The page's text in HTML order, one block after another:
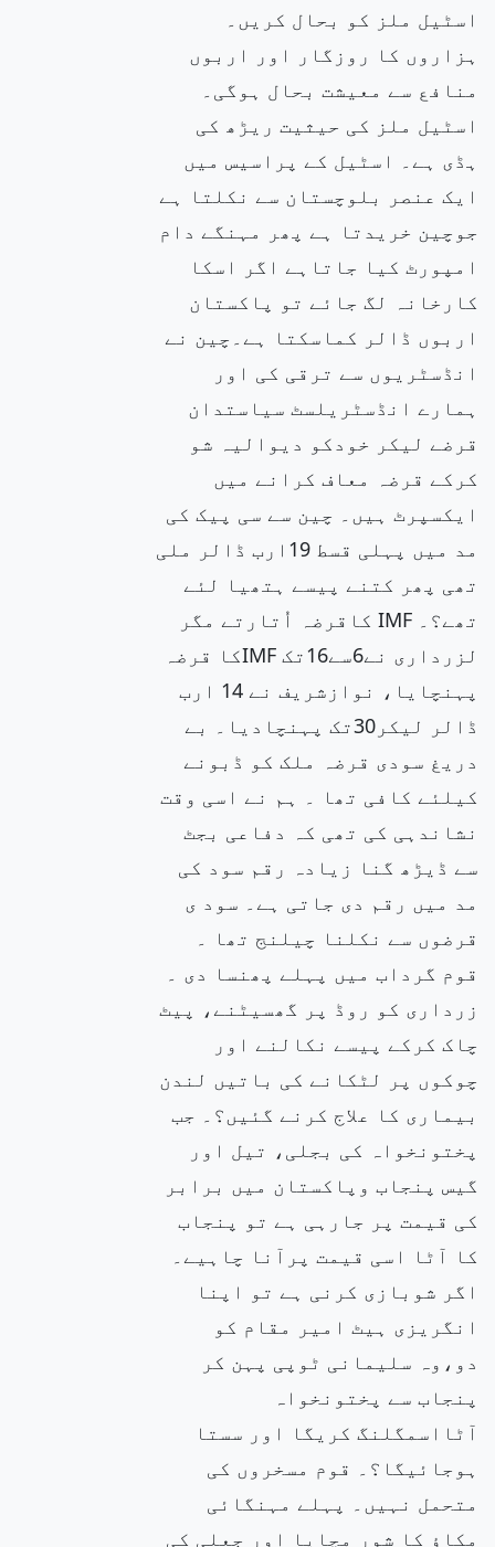
اسٹیل ملز کو بحال کریں۔
ہزاروں کا روزگار اور اربوں
منافع سے معیشت بحال ہوگی۔
اسٹیل ملز کی حیثیت ریڑھ کی
ہڈی ہے۔ اسٹیل کے پراسیس میں
ایک عنصر بلوچستان سے نکلتا ہے
جوچین خریدتا ہے پھر مہنگے دام
امپورٹ کیا جاتاہے اگر اسکا
کارخانہ لگ جائے تو پاکستان
اربوں ڈالر کماسکتا ہے۔چین نے
انڈسٹریوں سے ترقی کی اور
ہمارے انڈسٹریلسٹ سیاستدان
قرضے لیکر خودکو دیوالیہ شو
کرکے قرضہ معاف کرانے میں
ایکسپرٹ ہیں۔ چین سے سی پیک کی
مد میں پہلی قسط 19ارب ڈالر ملی
تھی پھر کتنے پیسے ہتھیا لئے
تھے؟۔ IMF کاقرضہ اُتارتے مگر
لزرداری نے6سے16تک IMFکا قرضہ
پہنچایا، نوازشریف نے 14 ارب
ڈالر لیکر30تک پہنچادیا۔ بے
دریغ سودی قرضہ ملک کو ڈبونے
کیلئے کافی تھا ۔ ہم نے اسی وقت
نشاندہی کی تھی کہ دفاعی بجٹ
سے ڈیڑھ گنا زیادہ رقم سود کی
مد میں رقم دی جاتی ہے۔ سود ی
قرضوں سے نکلنا چیلنج تھا ۔
قوم گرداب میں پہلے پھنسا دی ۔
زرداری کو روڈ پر گھسیٹنے، پیٹ
چاک کرکے پیسے نکالنے اور
چوکوں پر لٹکانے کی باتیں لندن
بیماری کا علاج کرنے گئیں؟۔ جب
پختونخواہ کی بجلی، تیل اور
گیس پنجاب وپاکستان میں برابر
کی قیمت پر جارہی ہے تو پنجاب
کا آٹا اسی قیمت پرآنا چاہیے۔
اگر شوبازی کرنی ہے تو اپنا
انگریزی ہیٹ امیر مقام کو
دو،وہ سلیمانی ٹوپی پہن کر
پنجاب سے پختونخواہ
آٹااسمگلنگ کریگا اور سستا
ہوجائیگا؟۔ قوم مسخروں کی
متحمل نہیں۔ پہلے مہنگائی
مکاؤ کا شور مچایا اور جعلی کی